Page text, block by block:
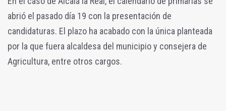
abrió el pasado día 19 con la presentación de
candidaturas. El plazo ha acabado con la única planteada
por la que fuera alcaldesa del municipio y consejera de
Agricultura, entre otros cargos.